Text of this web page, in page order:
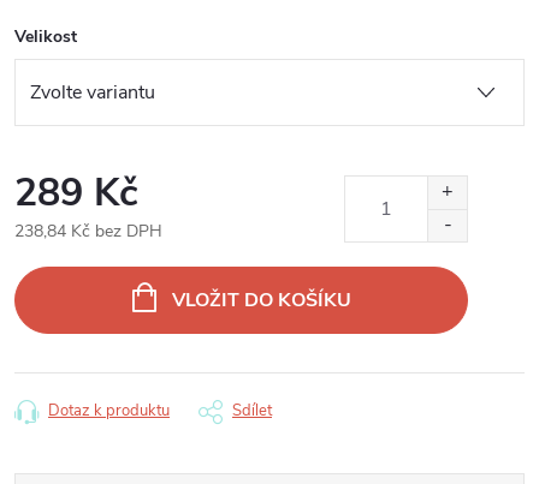
Velikost
289 Kč
238,84 Kč bez DPH
cena:
VLOŽIT DO KOŠÍKU
Dotaz k produktu Sdílet